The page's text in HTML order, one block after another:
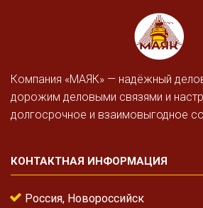
Компания «МАЯК» — надёжный
дорожим деловыми связями и
долгосрочное и взаимовыгодное
КОНТАКТНАЯ ИНФОРМАЦИЯ
Россия, Новороссийск